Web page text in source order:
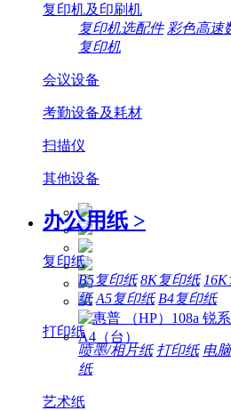
复印机及印刷机
复印机选配件 彩色高速
复印机
会议设备
考勤设备及耗材
扫描仪
其他设备
办公用纸 >
复印纸
B5复印纸 8K复印纸
纸 A5复印纸 B4复印纸
打印纸
喷墨/相片纸 打印纸 电
纸
艺术纸